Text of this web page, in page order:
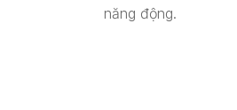
năng động.